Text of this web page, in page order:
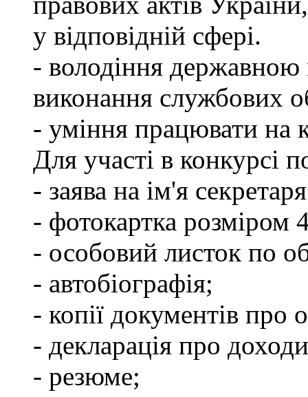
у відповідній сфері.
- володіння державною
виконання службових
- уміння працювати на
Для участі в конкурсі
- заява на ім'я
- фотокартка розміром
- особовий листок по
- автобіографія;
- копії документів про
- декларація про
- резюме;